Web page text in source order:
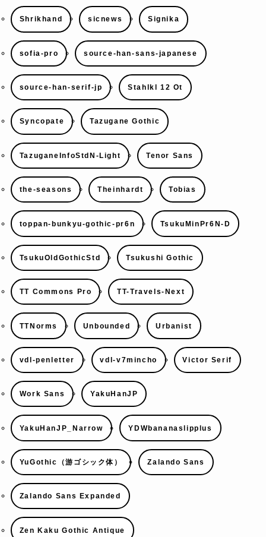
Shrikhand sicnews Signika
sofia-pro source-han-sans-japanese
source-han-serif-jp Stahlkl 12 Ot
Syncopate Tazugane Gothic
TazuganeInfoStdN-Light Tenor Sans
the-seasons Theinhardt Tobias
toppan-bunkyu-gothic-pr6n TsukuMinPr6N-D
TsukuOldGothicStd Tsukushi Gothic
TT Commons Pro TT-Travels-Next
TTNorms Unbounded Urbanist
vdl-penletter vdl-v7mincho Victor Serif
Work Sans YakuHanJP
YakuHanJP_Narrow YDWbananaslipplus
YuGothic（游ゴシック体） Zalando Sans
Zalando Sans Expanded
Zen Kaku Gothic Antique